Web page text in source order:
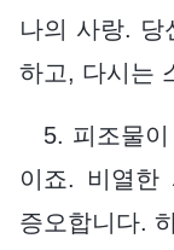
나의 사랑. 당
하고, 다시는
5. 피조물
이죠. 비열한
증오합니다.